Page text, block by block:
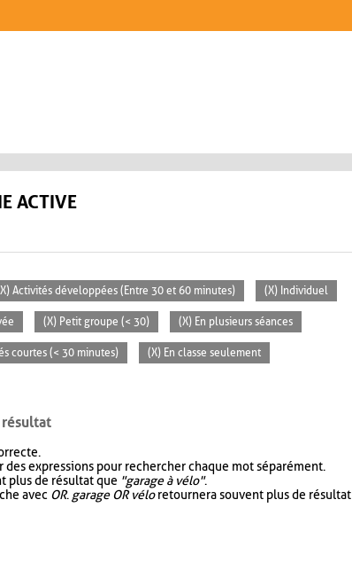
ACTIVE
Activités développées (Entre 30 et 60 minutes) (X) Individuel
(X) Petit groupe (< 30) (X) En plusieurs séances
courtes (< 30 minutes) (X) En classe seulement
résultat
expressions pour rechercher chaque mot séparément.
plus de résultat que "garage à vélo".
avec OR. garage OR véloretournera souvent plus de résultat